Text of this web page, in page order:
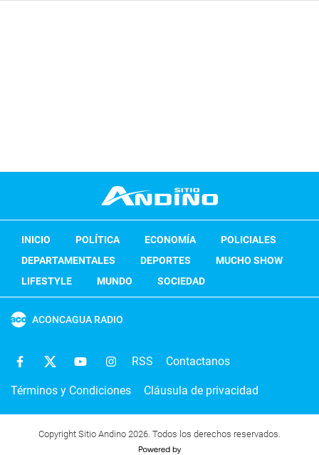
INICIO POLÍTICA ECONOMÍA
POLICIALES
DEPARTAMENTALES
DEPORTES
MUCHO SHOW
LIFESTYLE
MUNDO SOCIEDAD
ACONCAGUA RADIO
RSS Contactanos
Términos y Condiciones Cláusula de privacidad
Copyright Sitio Andino 2026. Todos los derechos reservados.